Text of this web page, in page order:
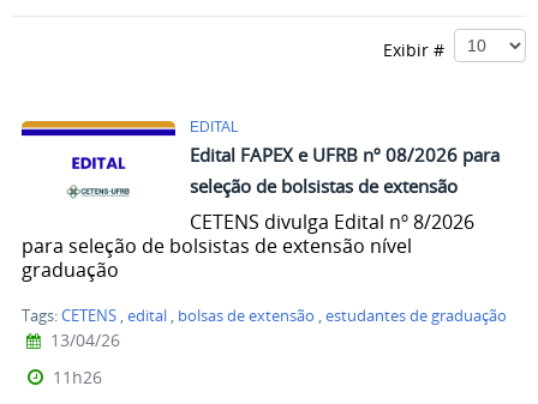
Exibir #
EDITAL
Edital FAPEX e UFRB nº 08/2026 para
seleção de bolsistas de extensão
CETENS divulga Edital nº 8/2026
para seleção de bolsistas de extensão nível
graduação
Tags:CETENS ,edital , bolsas de extensão ,estudantes de graduação
13/04/26
11h26